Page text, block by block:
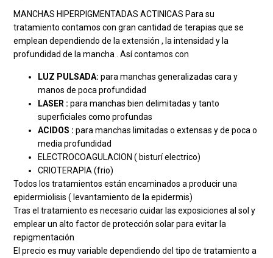
MANCHAS HIPERPIGMENTADAS ACTINICAS Para su
tratamiento contamos con gran cantidad de terapias que se
emplean dependiendo de la extensión , la intensidad y la
profundidad de la mancha . Así contamos con
LUZ PULSADA: para manchas generalizadas cara y
manos de poca profundidad
LASER : para manchas bien delimitadas y tanto
superficiales como profundas
ACIDOS :para manchas limitadas o extensas y de poca o
media profundidad
ELECTROCOAGULACION ( bisturí electrico)
CRIOTERAPIA (frio)
Todos los tratamientos están encaminados a producir una
epidermiolisis ( levantamiento de la epidermis)
Tras el tratamiento es necesario cuidar las exposiciones al sol y
emplear un alto factor de protección solar para evitar la
repigmentación
El precio es muy variable dependiendo del tipo de tratamiento a